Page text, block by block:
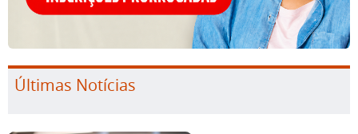
Últimas Notícias